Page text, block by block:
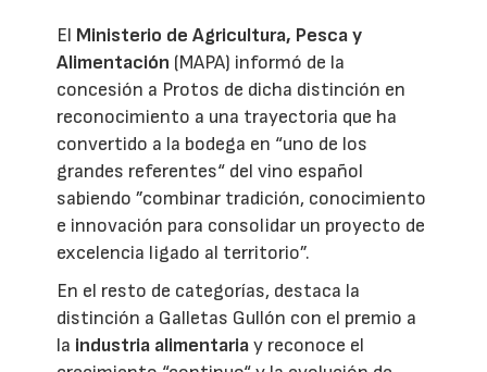
El Ministerio de Agricultura, Pesca y
Alimentación (MAPA) informó de la
concesión a Protos de dicha distinción en
reconocimiento a una trayectoria que ha
convertido a la bodega en “uno de los
grandes referentes“ del vino español
sabiendo ”combinar tradición, conocimiento
e innovación para consolidar un proyecto de
excelencia ligado al territorio”.
En el resto de categorías, destaca la
distinción a Galletas Gullón con el premio a
la industria alimentariay reconoce el